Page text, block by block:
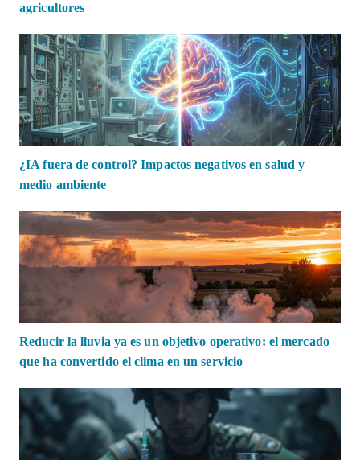
agricultores
¿IA fuera de control? Impactos negativos en salud y
medio ambiente
Reducir la lluvia ya es un objetivo operativo: el mercado
que ha convertido el clima en un servicio